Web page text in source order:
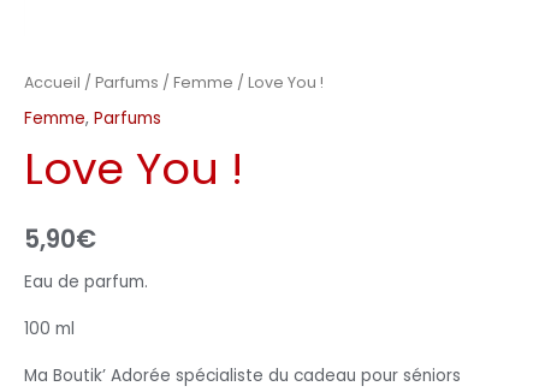
Accueil / Parfums / Femme / Love You !
Femme, Parfums
Love You !
5,90€
Eau de parfum.
100 ml
Ma Boutik’ Adorée spécialiste du cadeau pour séniors